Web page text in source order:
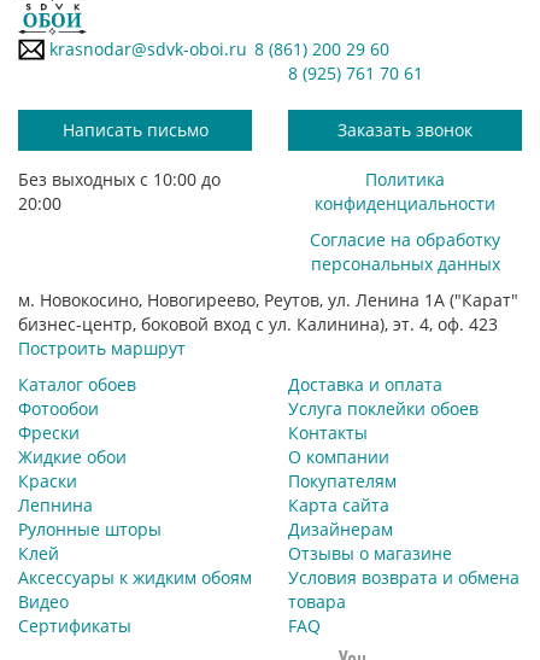
krasnodar@sdvk-oboi.ru 8 (861) 200 29 60
8 (925) 761 70 61
Написать письмо Заказать звонок
Без выходных с 10:00 до
20:00
Политика
конфиденциальности
Согласие на обработку
персональных данных
м. Новокосино, Новогиреево, Реутов, ул. Ленина 1А ("Карат"
бизнес-центр, боковой вход с ул. Калинина), эт. 4, оф. 423
Построить маршрут
Каталог обоев
Фотообои
Фрески
Жидкие обои
Краски
Лепнина
Рулонные шторы
Клей
Аксессуары к жидким обоям
Видео
Сертификаты
Доставка и оплата
Услуга поклейки обоев
Контакты
О компании
Покупателям
Карта сайта
Дизайнерам
Отзывы о магазине
Условия возврата и обмена
товара
FAQ